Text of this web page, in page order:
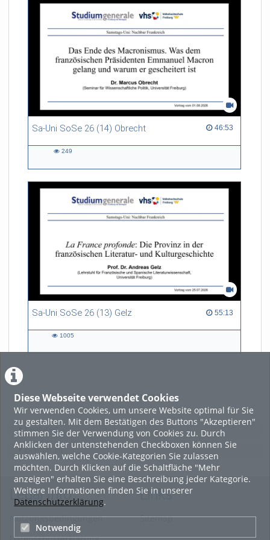
Diese Webseite verwendet Cookies
Wir verwenden Cookies, um unsere Website optimal für Sie
zu gestalten. Mit dem Bestätigen des Buttons "Akzeptieren"
stimmen Sie der Verwendung von Cookies zu. Durch
Anklicken der untenstehenden Checkboxen können Sie
auswählen, welche Cookie-Kategorien Sie zulassen
möchten. Durch Klicken auf die Schaltfläche "Mehr
anzeigen" erhalten Sie eine Beschreibung jeder Kategorie.
Weitere Informationen finden Sie in unserer
Datenschutzerklärung.
Notwendig
Sa-Uni SoSe 26 (14) Obrecht 46:53
46:53 duration
249
Sa-Uni SoSe 26 (13) Gelz 55:13
55:13 duration
1005
LADE MEHR
Featured
Beliebtheit
Legal Info
Nutzungsbedingungen
Links
Sitemap